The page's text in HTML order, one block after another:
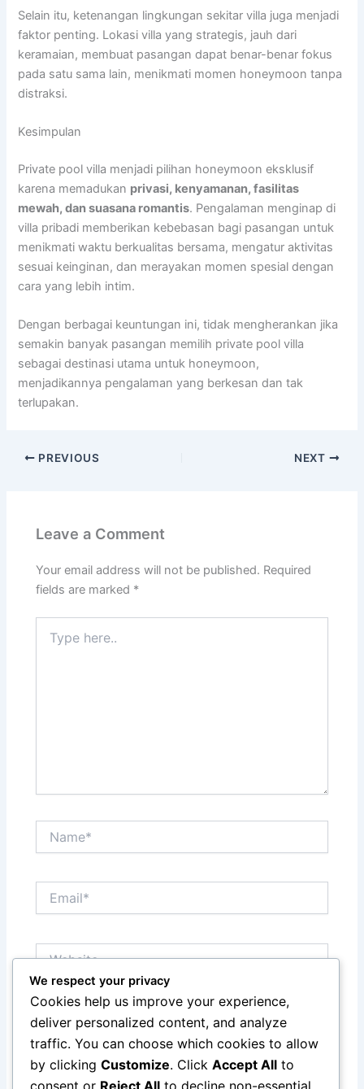
Selain itu, ketenangan lingkungan sekitar villa juga menjadi
faktor penting. Lokasi villa yang strategis, jauh dari
keramaian, membuat pasangan dapat benar-benar fokus
pada satu sama lain, menikmati momen honeymoon tanpa
distraksi.
Kesimpulan
Private pool villa menjadi pilihan honeymoon eksklusif
karena memadukan privasi, kenyamanan, fasilitas
mewah, dan suasana romantis. Pengalaman menginap di
villa pribadi memberikan kebebasan bagi pasangan untuk
menikmati waktu berkualitas bersama, mengatur aktivitas
sesuai keinginan, dan merayakan momen spesial dengan
cara yang lebih intim.
Dengan berbagai keuntungan ini, tidak mengherankan jika
semakin banyak pasangan memilih private pool villa
sebagai destinasi utama untuk honeymoon,
menjadikannya pengalaman yang berkesan dan tak
terlupakan.
PREVIOUS NEXT
Leave a Comment
Your email address will not be published. Required
fields are marked *
here..
Save my name, email, and website in this browser
for the next time I comment.
We respect your privacy
Cookies help us improve your experience,
deliver personalized content, and analyze
traffic. You can choose which cookies to allow
by clicking Customize. Click Accept All to